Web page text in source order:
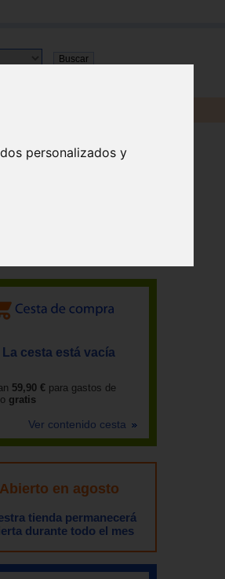
personalizados y
La cesta está vacía
59,90 € para gastos de
gratis
Ver contenido cesta
Abierto en agosto
tienda permanecerá
durante todo el mes